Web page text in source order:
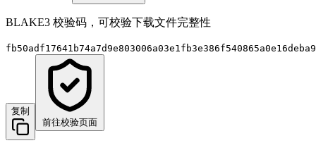
BLAKE3 校验码，可校验下载文件完整性
复制
前往校验页面